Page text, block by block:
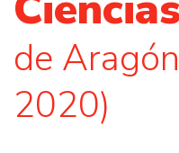
de
2020)